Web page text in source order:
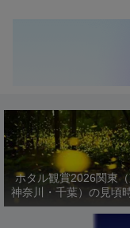
ホタル観賞2026関東（
神奈川・千葉）の見頃
すすめスポットを紹